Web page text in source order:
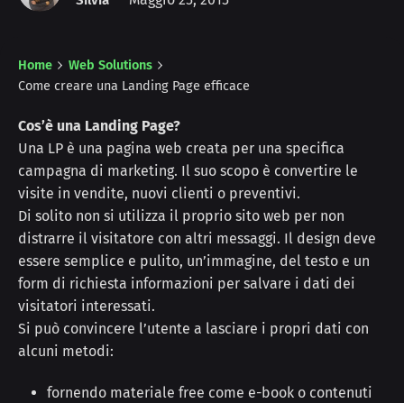
Home
Web Solutions
Come creare una Landing Page efficace
Cos’è una Landing Page?
Una LP è una pagina web creata per una specifica
campagna di marketing. Il suo scopo è convertire le
visite in vendite, nuovi clienti o preventivi.
Di solito non si utilizza il proprio sito web per non
distrarre il visitatore con altri messaggi. Il design deve
essere semplice e pulito, un’immagine, del testo e un
form di richiesta informazioni per salvare i dati dei
visitatori interessati.
Si può convincere l’utente a lasciare i propri dati con
alcuni metodi:
fornendo materiale free come e-book o contenuti